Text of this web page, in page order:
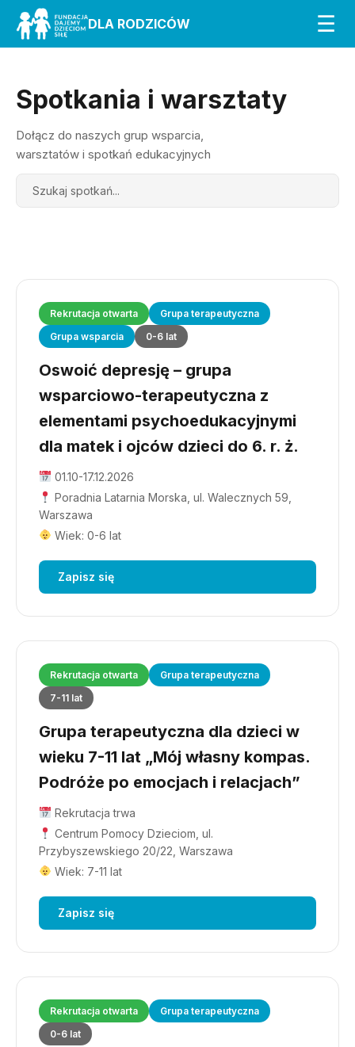
DLA RODZICÓW ☰
Spotkania i warsztaty
Dołącz do naszych grup wsparcia,
warsztatów i spotkań edukacyjnych
Search
Rekrutacja otwarta
Grupa terapeutyczna
Grupa wsparcia
0-6 lat
Oswoić depresję – grupa
wsparciowo-terapeutyczna z
elementami psychoedukacyjnymi
dla matek i ojców dzieci do 6. r. ż.
01.10-17.12.2026
Poradnia Latarnia Morska, ul. Walecznych 59,
Warszawa
Wiek: 0-6 lat
Zapisz się
Rekrutacja otwarta
Grupa terapeutyczna
7-11 lat
Grupa terapeutyczna dla dzieci w
wieku 7-11 lat „Mój własny kompas.
Podróże po emocjach i relacjach”
Rekrutacja trwa
Centrum Pomocy Dzieciom, ul.
Przybyszewskiego 20/22, Warszawa
Wiek: 7-11 lat
Zapisz się
Rekrutacja otwarta
Grupa terapeutyczna
0-6 lat